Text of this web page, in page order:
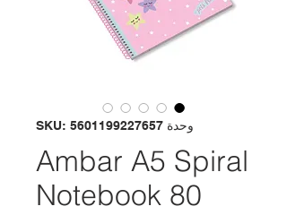
وحدة SKU: 5601199227657
Ambar A5 Spiral
Notebook 80